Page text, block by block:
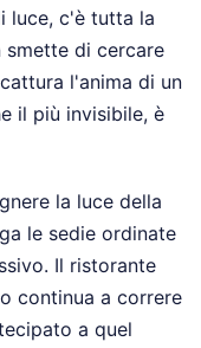
luce, c'è tutta la
di cercare
l'anima di un
il più invisibile, è
la luce della
le sedie ordinate
Il ristorante
continua a correre
a quel